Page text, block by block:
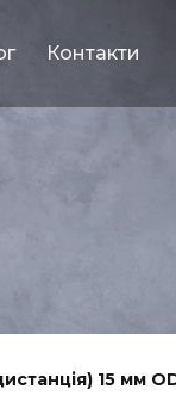
Контакти
15 мм